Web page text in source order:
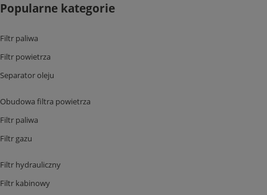
Popularne kategorie
Filtr paliwa
Filtr powietrza
Separator oleju
Obudowa filtra powietrza
Filtr paliwa
Filtr gazu
Filtr hydrauliczny
Filtr kabinowy